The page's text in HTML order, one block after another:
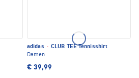
adidas · CLUB TEE Tennisshirt
Damen
€ 39,99